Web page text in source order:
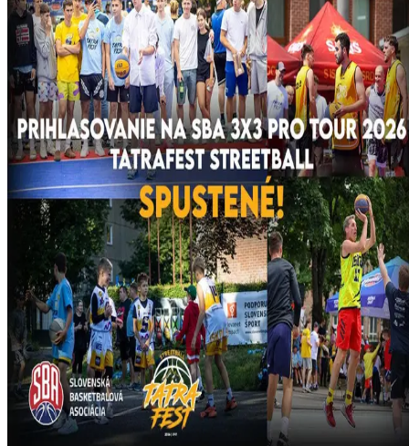
O nás HistóriaÚspechyIskra ArénaKontakt
Novinky Kalendár
Mládež